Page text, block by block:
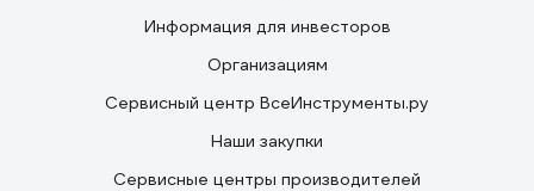
Информация для инвесторов
Организациям
Сервисный центр ВсеИнструменты.ру
Наши закупки
Сервисные центры производителей